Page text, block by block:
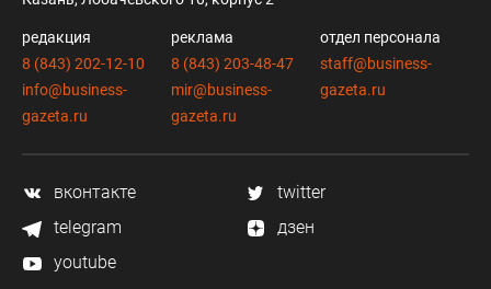
редакция
8 (843) 202-12-10
info@business-
gazeta.ru
реклама
8 (843) 203-48-47
mir@business-
gazeta.ru
отдел персонала
staff@business-
gazeta.ru
вконтакте
twitter
telegram
дзен
youtube